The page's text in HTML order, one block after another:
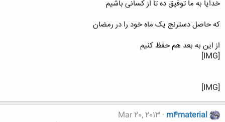
خدایا به ما توفیق ده تا از کسانی باشیم
که حاصل دسترنج یک ماه خود را در رمضان
از این به بعد هم حفظ کنیم
[IMG]
[IMG]
m4material
Mar 20, 2013